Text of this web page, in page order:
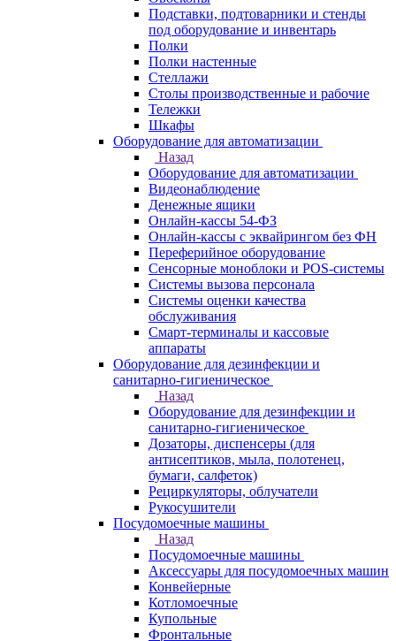
Подставки, подтоварники и стенды
под оборудование и инвентарь
Полки
Полки настенные
Стеллажи
Столы производственные и рабочие
Тележки
Шкафы
Оборудование для автоматизации
Назад
Оборудование для автоматизации
Видеонаблюдение
Денежные ящики
Онлайн-кассы 54-ФЗ
Онлайн-кассы с эквайрингом без ФН
Переферийное оборудование
Сенсорные моноблоки и POS-системы
Системы вызова персонала
Системы оценки качества
обслуживания
Смарт-терминалы и кассовые
аппараты
Оборудование для дезинфекции и
санитарно-гигиеническое
Назад
Оборудование для дезинфекции и
санитарно-гигиеническое
Дозаторы, диспенсеры (для
антисептиков, мыла, полотенец,
бумаги, салфеток)
Рециркуляторы, облучатели
Рукосушители
Посудомоечные машины
Назад
Посудомоечные машины
Аксессуары для посудомоечных машин
Конвейерные
Котломоечные
Купольные
Фронтальные